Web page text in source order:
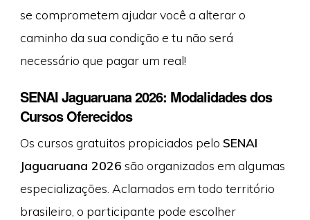
se comprometem ajudar você a alterar o
caminho da sua condição e tu não será
necessário que pagar um real!
SENAI Jaguaruana 2026: Modalidades dos
Cursos Oferecidos
Os cursos gratuitos propiciados pelo SENAI
Jaguaruana 2026 são organizados em algumas
especializações. Aclamados em todo território
brasileiro, o participante pode escolher